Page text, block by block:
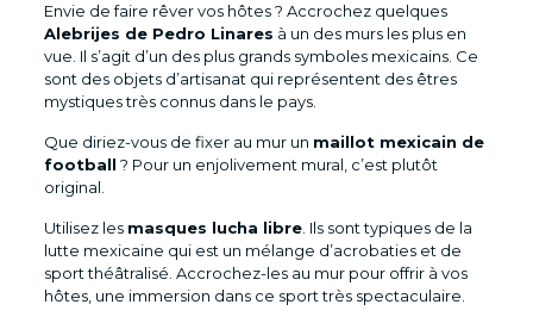
Envie de faire rêver vos hôtes ? Accrochez quelques
Alebrijes de Pedro Linares à un des murs les plus en
vue. Il s’agit d’un des plus grands symboles mexicains. Ce
sont des objets d’artisanat qui représentent des êtres
mystiques très connus dans le pays.
Que diriez-vous de fixer au mur un maillot mexicain de
football ? Pour un enjolivement mural, c’est plutôt
original.
Utilisez les masques lucha libre. Ils sont typiques de la
lutte mexicaine qui est un mélange d’acrobaties et de
sport théâtralisé. Accrochez-les au mur pour offrir à vos
hôtes, une immersion dans ce sport très spectaculaire.